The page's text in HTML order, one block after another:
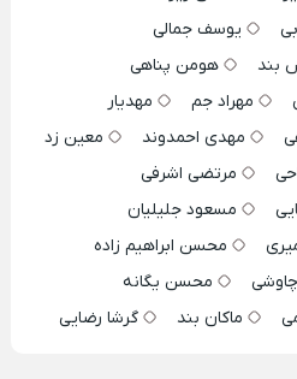
یوسف جمالی
بند
هومن پناهی
مهراد جم
مهدیار
مهدی احمدوند
معین زد
مرتضی اشرفی
مسعود جلیلیان
محسن ابراهیم زاده
محسن یگانه
ماکان بند گرشا رضایی